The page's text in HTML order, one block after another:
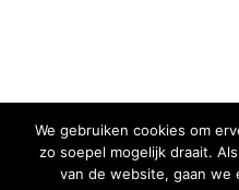
We gebruiken cookies om
zo soepel mogelijk draait.
van de website, gaan we